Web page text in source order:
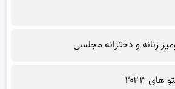
زنانه و دخترانه مجلسی
۲۰۲۳